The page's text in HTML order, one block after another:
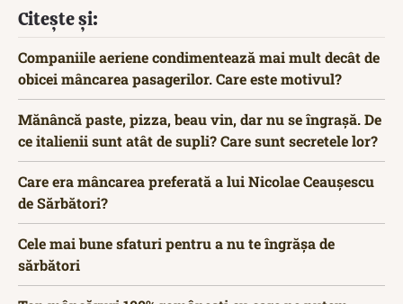
Citește și:
Companiile aeriene condimentează mai mult decât de
obicei mâncarea pasagerilor. Care este motivul?
Mănâncă paste, pizza, beau vin, dar nu se îngrașă. De
ce italienii sunt atât de supli? Care sunt secretele lor?
Care era mâncarea preferată a lui Nicolae Ceaușescu
de Sărbători?
Cele mai bune sfaturi pentru a nu te îngrășa de
sărbători